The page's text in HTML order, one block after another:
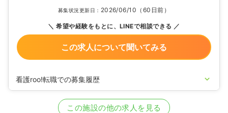
募集状況更新日： 2026/06/10（60日前）
希望や経験をもとに、LINEで相談できる
この求人について聞いてみる
看護roo!転職での募集履歴
この施設の他の求人を見る